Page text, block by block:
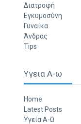
Διατροφή
Εγκυμοσύνη
Γυναίκα
Άνδρας
Tips
Υγεια Α-ω
Home
Latest Posts
Υγεία Α-Ω